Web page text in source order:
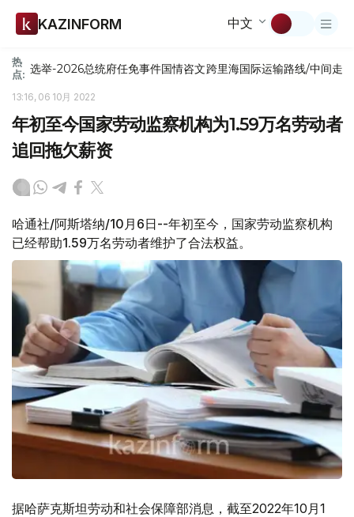
KAZINFORM 中文
热
点: 选举-2026总统府任免事件国情咨文跨里海国际运输路线/中间走廊
13:16, 06 10月 2022
年初至今国家劳动监察机构为1.59万名劳动者
追回拖欠薪资
哈通社/阿斯塔纳/10月6日--年初至今，国家劳动监察机构
已经帮助1.59万名劳动者维护了合法权益。
据哈萨克斯坦劳动和社会保障部消息，截至2022年10月1